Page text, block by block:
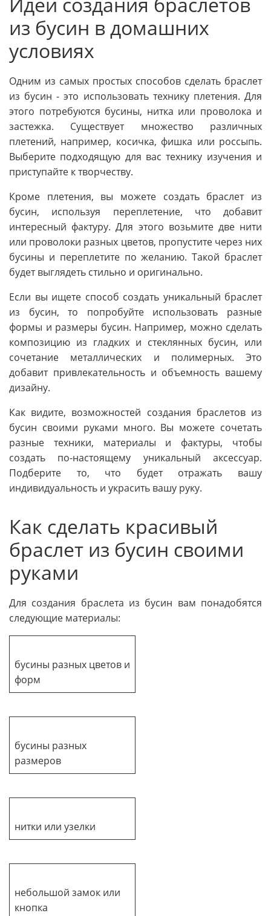
из бусин в домашних
условиях
Одним из самых простых способов сделать браслет
из бусин - это использовать технику плетения. Для
этого потребуются бусины, нитка или проволока и
застежка. Существует множество различных
плетений, например, косичка, фишка или россыпь.
Выберите подходящую для вас технику изучения и
приступайте к творчеству.
Кроме плетения, вы можете создать браслет из
бусин, используя переплетение, что добавит
интересный фактуру. Для этого возьмите две нити
или проволоки разных цветов, пропустите через них
бусины и переплетите по желанию. Такой браслет
будет выглядеть стильно и оригинально.
Если вы ищете способ создать уникальный браслет
из бусин, то попробуйте использовать разные
формы и размеры бусин. Например, можно сделать
композицию из гладких и стеклянных бусин, или
сочетание металлических и полимерных. Это
добавит привлекательность и объемность вашему
дизайну.
Как видите, возможностей создания браслетов из
бусин своими руками много. Вы можете сочетать
разные техники, материалы и фактуры, чтобы
создать по-настоящему уникальный аксессуар.
Подберите то, что будет отражать вашу
индивидуальность и украсить вашу руку.
Как сделать красивый
браслет из бусин своими
руками
Для создания браслета из бусин вам понадобятся
следующие материалы:
бусины разных цветов и
форм
бусины разных
размеров
нитки или узелки
небольшой замок или
кнопка